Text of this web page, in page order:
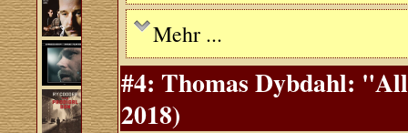
Mehr ...
#4: Thomas Dybdahl:
2018)